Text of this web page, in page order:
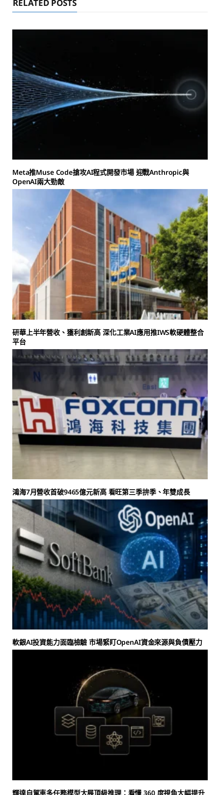
RELATED POSTS
Meta推Muse Code搶攻AI程式開發市場 迎戰Anthropic與
OpenAI兩大勁敵
研華上半年營收、獲利創新高 深化工業AI應用推IWS軟硬體整合
平台
鴻海7月營收首破9465億元新高 看旺第三季拚季、年雙成長
軟銀AI投資能力面臨檢驗 市場緊盯OpenAI資金來源與負債壓力
輝達自駕車多任務模型大展頂級推理：看懂 360 度視角大幅提升